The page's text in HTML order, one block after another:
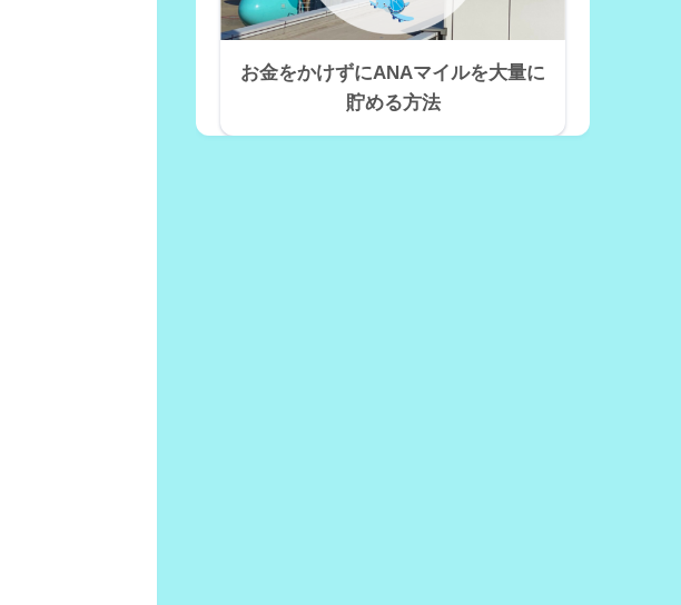
お金をかけずにANAマイルを大量に
貯める方法